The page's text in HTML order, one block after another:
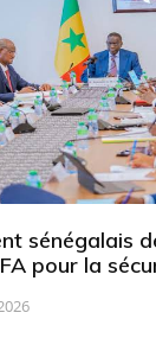
sénégalais
pour la